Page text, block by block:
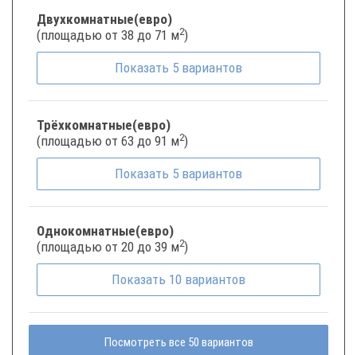
Двухкомнатные(евро)
(площадью от 38 до 71 м2)
Показать 5 вариантов
Трёхкомнатные(евро)
(площадью от 63 до 91 м2)
Показать 5 вариантов
Однокомнатные(евро)
(площадью от 20 до 39 м2)
Показать 10 вариантов
Посмотреть все 50 вариантов